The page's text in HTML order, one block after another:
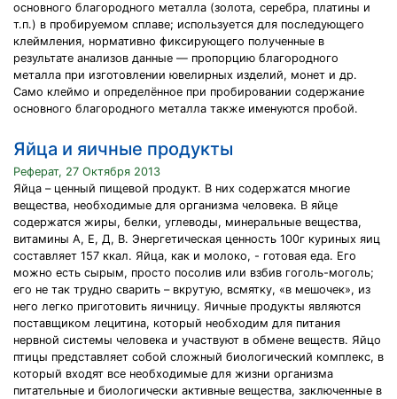
основного благородного металла (золота, серебра, платины и
т.п.) в пробируемом сплаве; используется для последующего
клеймления, нормативно фиксирующего полученные в
результате анализов данные — пропорцию благородного
металла при изготовлении ювелирных изделий, монет и др.
Само клеймо и определённое при пробировании содержание
основного благородного металла также именуются пробой.
Яйца и яичные продукты
Реферат, 27 Октября 2013
Яйца – ценный пищевой продукт. В них содержатся многие
вещества, необходимые для организма человека. В яйце
содержатся жиры, белки, углеводы, минеральные вещества,
витамины А, Е, Д, В. Энергетическая ценность 100г куриных яиц
составляет 157 ккал. Яйца, как и молоко, - готовая еда. Его
можно есть сырым, просто посолив или взбив гоголь-моголь;
его не так трудно сварить – вкрутую, всмятку, «в мешочек», из
него легко приготовить яичницу. Яичные продукты являются
поставщиком лецитина, который необходим для питания
нервной системы человека и участвуют в обмене веществ. Яйцо
птицы представляет собой сложный биологический комплекс, в
который входят все необходимые для жизни организма
питательные и биологически активные вещества, заключенные в